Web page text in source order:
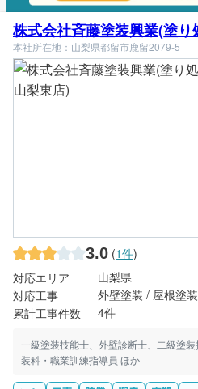
株式会社斉藤塗装興業(塗
本社所在地：山梨県都留市鹿留2079-5
3.0 (1件)
対応エリア
山梨県
対応工事
外壁塗装 / 屋根塗装
累計工事件数
4件
一級塗装技能士、外壁診断士、二級塗
装科・職業訓練指導員 ほか